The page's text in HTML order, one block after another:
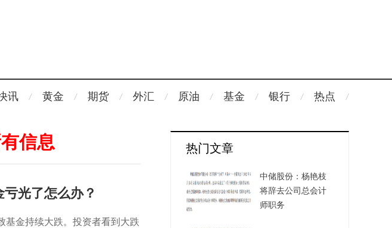
讯 黄金 期货 外汇 原油 基金 银行 热点
信息
光了怎么办？
基金持续大跌。投资者看到大跌
热门文章
中储股份：杨艳枝
将辞去公司总会计
师职务